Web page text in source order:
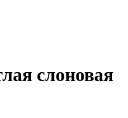
слоновая